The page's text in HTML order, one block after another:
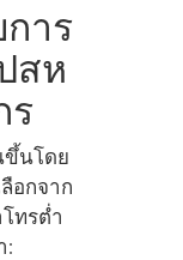
าร
สห
ขึ้นโดย
อกจาก
ทรต่ำ
: